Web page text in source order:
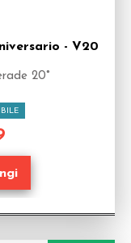
- V20
20°